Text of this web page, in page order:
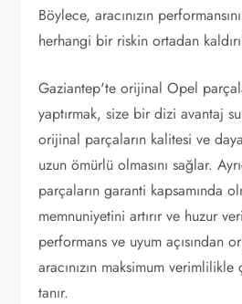
Böylece, aracınızın
herhangi bir riskin ortadan
Gaziantep'te orijinal Opel
yaptırmak, size bir dizi avantaj
orijinal parçaların kalitesi ve
uzun ömürlü olmasını sağlar.
parçaların garanti kapsamında
memnuniyetini artırır ve huzur
performans ve uyum açısından
aracınızın maksimum verimlilikle
tanır.